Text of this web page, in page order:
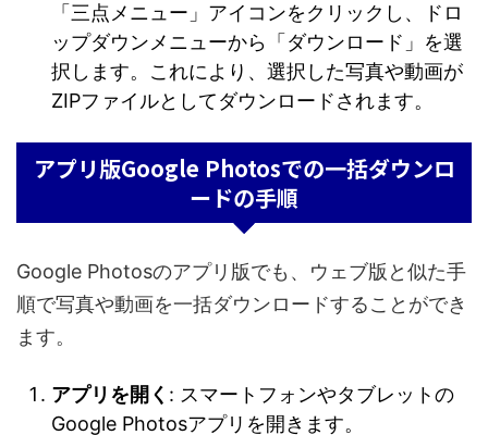
「三点メニュー」アイコンをクリックし、ドロ
ップダウンメニューから「ダウンロード」を選
択します。これにより、選択した写真や動画が
ZIPファイルとしてダウンロードされます。
アプリ版Google Photosでの一括ダウンロ
ードの手順
Google Photosのアプリ版でも、ウェブ版と似た手
順で写真や動画を一括ダウンロードすることができ
ます。
アプリを開く : スマートフォンやタブレットの
Google Photosアプリを開きます。